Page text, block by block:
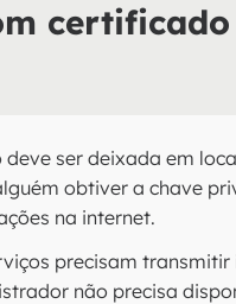
ser deixada em
obtiver a chave
na internet.
precisam
não precisa